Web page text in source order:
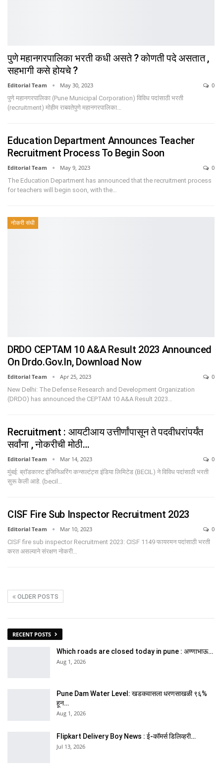
पुणे महानगरपालिका भरती कधी असते ? कोणती पदे असतात ,
सहभागी कसे होयचे ?
Editorial Team May 30, 2023
0
पुणे महानगरपालिका (Pune Municipal Corporation) विविध पदांसाठी भरती
(recruitment) मोहीम राबवतेपुणे महानगरपालिका…
Education Department Announces Teacher
Recruitment Process To Begin Soon
Editorial Team May 9, 2023
0
The Education Department has announced that the recruitment process
for teachers will begin soon, with the…
नोकरी संधी
DRDO CEPTAM 10 A&A Result 2023 Announced
On Drdo.gov.in, Download Now
Editorial Team Apr 25, 2023
0
New Delhi: The Defense Research and Development Organization
(DRDO) has announced the CEPTAM 10 A&A Result 2023…
Recruitment : आयटीआय उत्तीर्णांपासून ते पदवीधरांपर्यंत
सर्वांना , नोकरीची मोठी…
Editorial Team Mar 14, 2023
0
मुंबई: ब्रॉडकास्ट इंजिनिअरिंग कन्सल्टंट्स इंडिया लिमिटेड (BECIL) ने विविध पदांसाठी भरती
सुरू केली आहे. (becil…
CISF Fire Sub Inspector Recruitment 2023
Editorial Team Mar 10, 2023
0
CISF fire sub inspector Recruitment 2023: CISF 1149 फायरमन पदांसाठी भरती
करत असल्याने संरक्षण नोकरी…
OLDER POSTS
RECENT POSTS
Which roads are closed today in pune : अण्णाभाऊ…
Aug 1, 2026
Pune Dam Water Level: खडकवासला धरणसाखळी ९६%
हून…
Aug 1, 2026
Flipkart Delivery Boy News : ई-कॉमर्स डिलिव्हरी…
Jul 13, 2026